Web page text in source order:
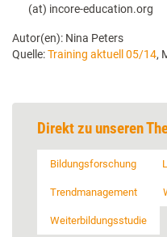
(at) incore-education.org
Autor(en): Nina Peters
Quelle:Training aktuell 05/14,
Direkt zu unseren
Bildungsforschung
Trendmanagement
Weiterbildungsstudie